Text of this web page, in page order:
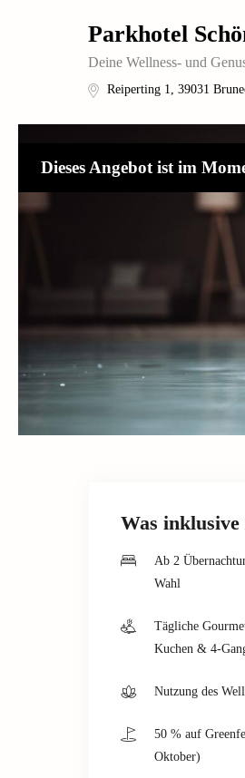
Parkhotel
Deine Wellness- und
Reiperting 1, 39031
Dieses Angebot ist im
Was inklusive
Ab 2
Wahl
Tägliche
Kuchen & 4-
Nutzung des
50 % auf
Oktober)